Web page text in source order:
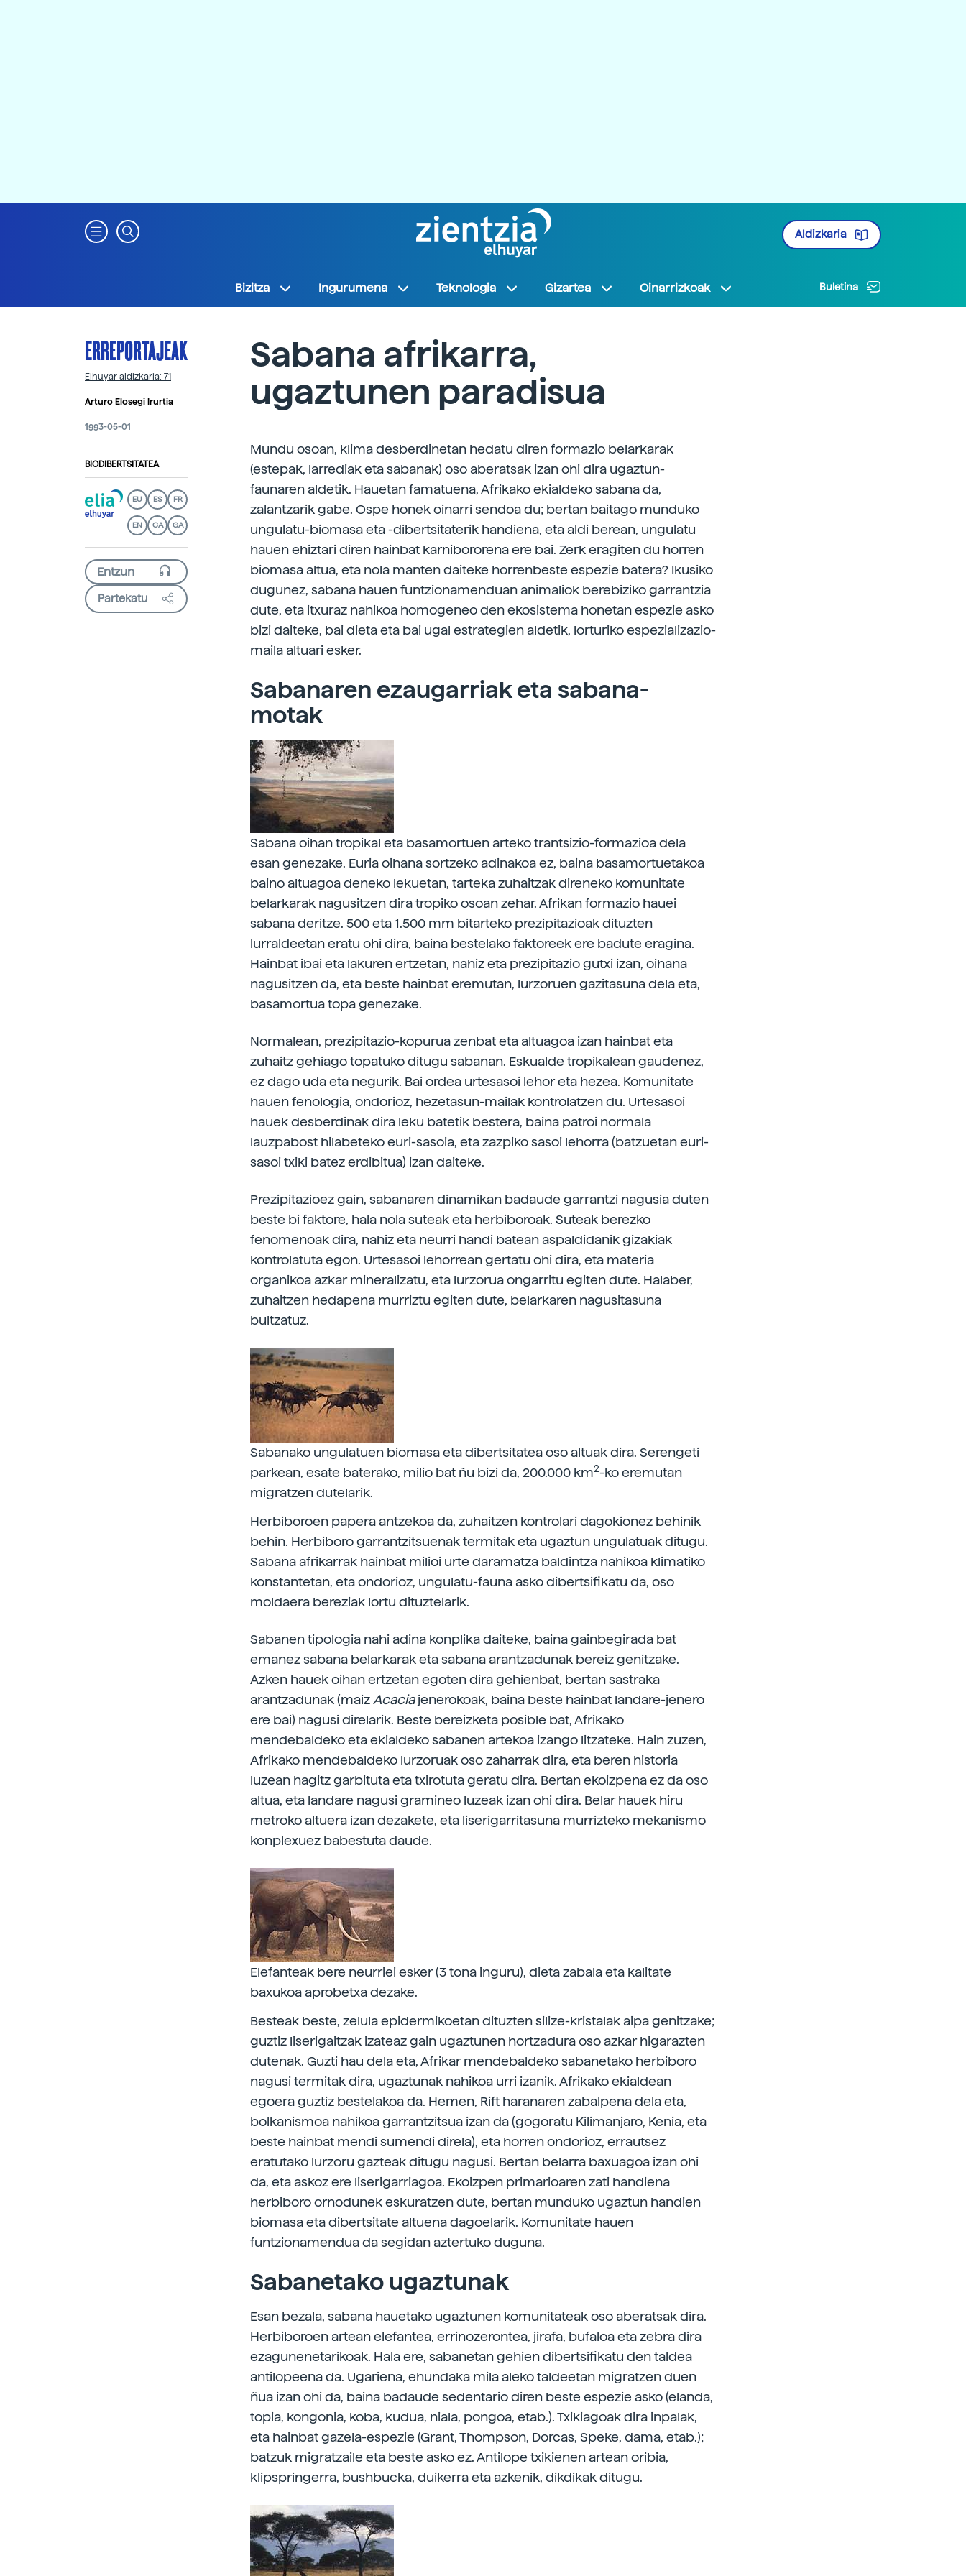
Aldizkaria
Bizitza Ingurumena Teknologia Gizartea Oinarrizkoak Buletina
ERREPORTAJEAK
Elhuyar aldizkaria: 71
Arturo Elosegi Irurtia
1993-05-01
BIODIBERTSITATEA
EU ES FR
EN CA GA
Partekatu
Sabana afrikarra,
ugaztunen paradisua
Mundu osoan, klima desberdinetan hedatu diren formazio belarkarak
(estepak, larrediak eta sabanak) oso aberatsak izan ohi dira ugaztun-
faunaren aldetik. Hauetan famatuena, Afrikako ekialdeko sabana da,
zalantzarik gabe. Ospe honek oinarri sendoa du; bertan baitago munduko
ungulatu-biomasa eta -dibertsitaterik handiena, eta aldi berean, ungulatu
hauen ehiztari diren hainbat karnibororena ere bai. Zerk eragiten du horren
biomasa altua, eta nola manten daiteke horrenbeste espezie batera? Ikusiko
dugunez, sabana hauen funtzionamenduan animaliok berebiziko garrantzia
dute, eta itxuraz nahikoa homogeneo den ekosistema honetan espezie asko
bizi daiteke, bai dieta eta bai ugal estrategien aldetik, lorturiko espezializazio-
maila altuari esker.
Sabanaren ezaugarriak eta sabana-
motak
Sabana oihan tropikal eta basamortuen arteko trantsizio-formazioa dela
esan genezake. Euria oihana sortzeko adinakoa ez, baina basamortuetakoa
baino altuagoa deneko lekuetan, tarteka zuhaitzak direneko komunitate
belarkarak nagusitzen dira tropiko osoan zehar. Afrikan formazio hauei
sabana deritze. 500 eta 1.500 mm bitarteko prezipitazioak dituzten
lurraldeetan eratu ohi dira, baina bestelako faktoreek ere badute eragina.
Hainbat ibai eta lakuren ertzetan, nahiz eta prezipitazio gutxi izan, oihana
nagusitzen da, eta beste hainbat eremutan, lurzoruen gazitasuna dela eta,
basamortua topa genezake.
Normalean, prezipitazio-kopurua zenbat eta altuagoa izan hainbat eta
zuhaitz gehiago topatuko ditugu sabanan. Eskualde tropikalean gaudenez,
ez dago uda eta negurik. Bai ordea urtesasoi lehor eta hezea. Komunitate
hauen fenologia, ondorioz, hezetasun-mailak kontrolatzen du. Urtesasoi
hauek desberdinak dira leku batetik bestera, baina patroi normala
lauzpabost hilabeteko euri-sasoia, eta zazpiko sasoi lehorra (batzuetan euri-
sasoi txiki batez erdibitua) izan daiteke.
Prezipitazioez gain, sabanaren dinamikan badaude garrantzi nagusia duten
beste bi faktore, hala nola suteak eta herbiboroak. Suteak berezko
fenomenoak dira, nahiz eta neurri handi batean aspaldidanik gizakiak
kontrolatuta egon. Urtesasoi lehorrean gertatu ohi dira, eta materia
organikoa azkar mineralizatu, eta lurzorua ongarritu egiten dute. Halaber,
zuhaitzen hedapena murriztu egiten dute, belarkaren nagusitasuna
bultzatuz.
Sabanako ungulatuen biomasa eta dibertsitatea oso altuak dira. Serengeti
parkean, esate baterako, milio bat ñu bizi da, 200.000 km2-ko eremutan
migratzen dutelarik.
Herbiboroen papera antzekoa da, zuhaitzen kontrolari dagokionez behinik
behin. Herbiboro garrantzitsuenak termitak eta ugaztun ungulatuak ditugu.
Sabana afrikarrak hainbat milioi urte daramatza baldintza nahikoa klimatiko
konstantetan, eta ondorioz, ungulatu-fauna asko dibertsifikatu da, oso
moldaera bereziak lortu dituztelarik.
Sabanen tipologia nahi adina konplika daiteke, baina gainbegirada bat
emanez sabana belarkarak eta sabana arantzadunak bereiz genitzake.
Azken hauek oihan ertzetan egoten dira gehienbat, bertan sastraka
arantzadunak (maiz Acaciajenerokoak, baina beste hainbat landare-jenero
ere bai) nagusi direlarik. Beste bereizketa posible bat, Afrikako
mendebaldeko eta ekialdeko sabanen artekoa izango litzateke. Hain zuzen,
Afrikako mendebaldeko lurzoruak oso zaharrak dira, eta beren historia
luzean hagitz garbituta eta txirotuta geratu dira. Bertan ekoizpena ez da oso
altua, eta landare nagusi gramineo luzeak izan ohi dira. Belar hauek hiru
metroko altuera izan dezakete, eta liserigarritasuna murrizteko mekanismo
konplexuez babestuta daude.
Elefanteak bere neurriei esker (3 tona inguru), dieta zabala eta kalitate
baxukoa aprobetxa dezake.
Besteak beste, zelula epidermikoetan dituzten silize-kristalak aipa genitzake;
guztiz liserigaitzak izateaz gain ugaztunen hortzadura oso azkar higarazten
dutenak. Guzti hau dela eta, Afrikar mendebaldeko sabanetako herbiboro
nagusi termitak dira, ugaztunak nahikoa urri izanik. Afrikako ekialdean
egoera guztiz bestelakoa da. Hemen, Rift haranaren zabalpena dela eta,
bolkanismoa nahikoa garrantzitsua izan da (gogoratu Kilimanjaro, Kenia, eta
beste hainbat mendi sumendi direla), eta horren ondorioz, errautsez
eratutako lurzoru gazteak ditugu nagusi. Bertan belarra baxuagoa izan ohi
da, eta askoz ere liserigarriagoa. Ekoizpen primarioaren zati handiena
herbiboro ornodunek eskuratzen dute, bertan munduko ugaztun handien
biomasa eta dibertsitate altuena dagoelarik. Komunitate hauen
funtzionamendua da segidan aztertuko duguna.
Sabanetako ugaztunak
Esan bezala, sabana hauetako ugaztunen komunitateak oso aberatsak dira.
Herbiboroen artean elefantea, errinozerontea, jirafa, bufaloa eta zebra dira
ezagunenetarikoak. Hala ere, sabanetan gehien dibertsifikatu den taldea
antilopeena da. Ugariena, ehundaka mila aleko taldeetan migratzen duen
ñua izan ohi da, baina badaude sedentario diren beste espezie asko (elanda,
topia, kongonia, koba, kudua, niala, pongoa, etab.). Txikiagoak dira inpalak,
eta hainbat gazela-espezie (Grant, Thompson, Dorcas, Speke, dama, etab.);
batzuk migratzaile eta beste asko ez. Antilope txikienen artean oribia,
klipspringerra, bushbucka, duikerra eta azkenik, dikdikak ditugu.